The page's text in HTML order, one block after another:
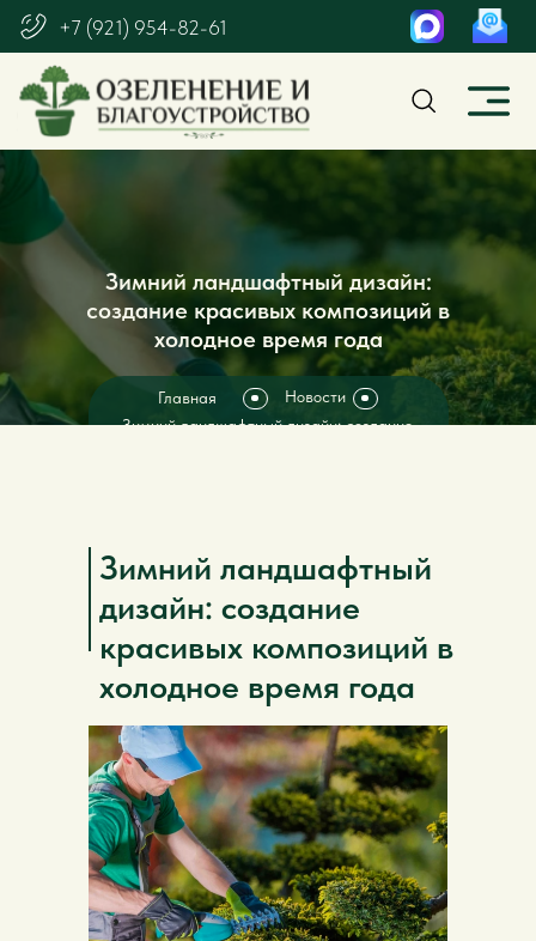
+7 (921) 954-82-61
Зимний ландшафтный дизайн:
создание красивых композиций в
холодное время года
Зимний ландшафтный дизайн: создание
Главная Новости
Зимний ландшафтный
дизайн: создание
красивых композиций в
холодное время года